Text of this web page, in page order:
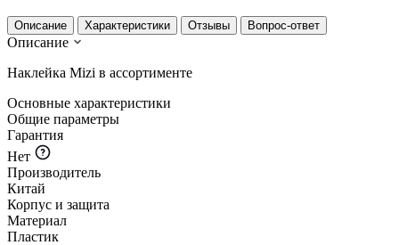
Описание Характеристики Отзывы Вопрос-ответ
Описание
Наклейка Mizi в ассортименте
Основные характеристики
Общие параметры
Гарантия
Нет
Производитель
Китай
Корпус и защита
Материал
Пластик